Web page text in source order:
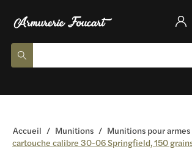
Accueil / Munitions / Munitions pour
cartouche calibre 30-06 Springfield, 150